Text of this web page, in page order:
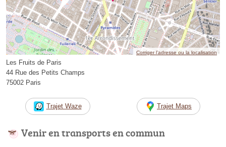
Corriger l’adresse ou la localisation
Les Fruits de Paris
44 Rue des Petits Champs
75002 Paris
Trajet Waze Trajet Maps
Venir en transports en commun